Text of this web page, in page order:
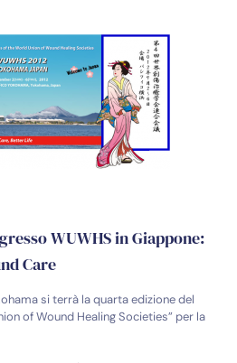
WUWHS in Giappone:
Care
si terrà la quarta edizione del
of Wound Healing Societies” per la